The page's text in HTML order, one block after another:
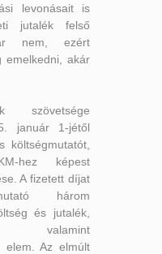
levonásait is
jutalék felső
nem, ezért
emelkedni, akár
január 1-jétől
költségmutatót,
hez képest
A fizetett díjat
három
és jutalék,
valamint
elem. Az elmúlt